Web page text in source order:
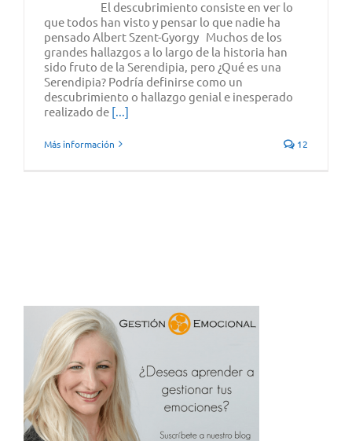
El descubrimiento consiste en ver lo
que todos han visto y pensar lo que nadie ha
pensado Albert Szent-Gyorgy Muchos de los
grandes hallazgos a lo largo de la historia han
sido fruto de la Serendipia, pero ¿Qué es una
Serendipia? Podría definirse como un
descubrimiento o hallazgo genial e inesperado
realizado de [...]
Más información 12